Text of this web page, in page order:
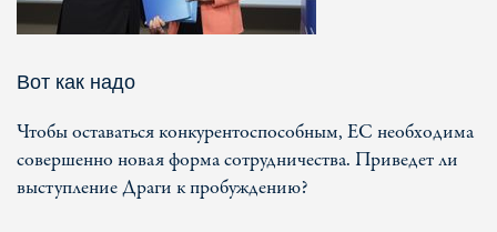
Вот как надо
Чтобы оставаться конкурентоспособным, ЕC необходима
совершенно новая форма сотрудничества. Приведет ли
выступление Драги к пробуждению?